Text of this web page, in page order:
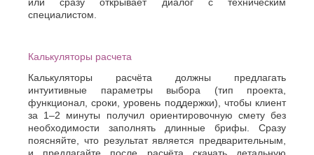
специалистом.
Калькуляторы расчета
Калькуляторы расчёта должны предлагать
интуитивные параметры выбора (тип проекта,
функционал, сроки, уровень поддержки), чтобы клиент
за 1–2 минуты получил ориентировочную смету без
необходимости заполнять длинные брифы. Сразу
поясняйте, что результат является предварительным,